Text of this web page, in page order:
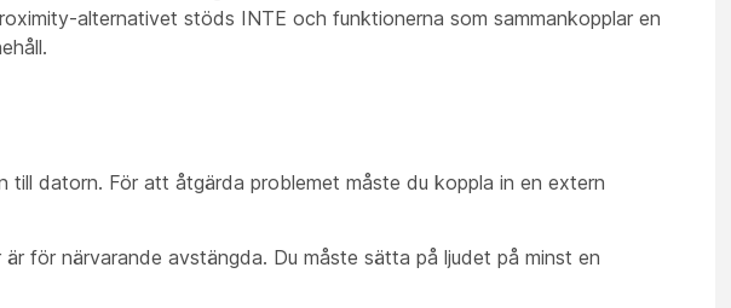
alternativet stöds INTE och funktionerna som sammankopplar en
till datorn. För att åtgärda problemet måste du koppla in en extern
är för närvarande avstängda. Du måste sätta på ljudet på minst en